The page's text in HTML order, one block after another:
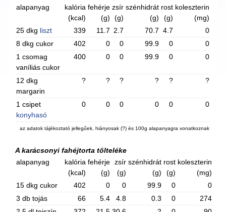
alapanyag
kalória
(kcal)
fehérje
(g)
zsír
(g)
szénhidrát
(g)
rost
(g)
koleszterin
(mg)
25 dkg liszt 339 11.7 2.7 70.7 4.7
0
8 dkg cukor
402 0 0 99.9 0
0
1 csomag
vaníliás cukor
400 0 0 99.9 0 0
12 dkg
margarin
? ? ? ? ? ?
1 csipet
konyhasó
0 0 0 0 0 0
az adatok tájékoztató jellegűek, hiányosak (?) és 100g alapanyagra vonatkoznak
A karácsonyi fahéjtorta tölteléke
alapanyag
kalória
(kcal)
fehérje
(g)
zsír
(g)
szénhidrát
(g)
rost
(g)
koleszterin
(mg)
15 dkg cukor
402 0 0 99.9 0
0
3 db tojás
66 5.4 4.8 0.3 0
274